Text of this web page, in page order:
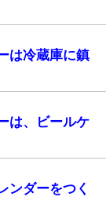
は冷蔵庫に鎮
は、ビールケ
ンダーをつく